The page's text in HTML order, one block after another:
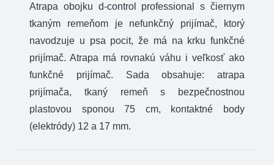
Atrapa obojku d-control professional s čiernym
tkaným remeňom je nefunkčný prijímač, ktorý
navodzuje u psa pocit, že má na krku funkčné
prijímač. Atrapa má rovnakú váhu i veľkosť ako
funkčné prijímač. Sada obsahuje: atrapa
prijímača, tkaný remeň s bezpečnostnou
plastovou sponou 75 cm, kontaktné body
(elektródy) 12 a 17 mm.